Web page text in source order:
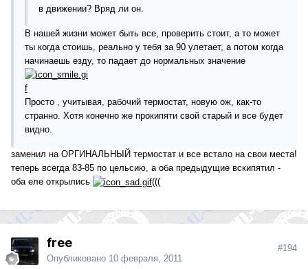
в движении? Вряд ли он.
В нашей жизни может быть все, проверить стоит, а то может
ты когда стоишь, реально у тебя за 90 улетает, а потом когда
начинаешь езду, то падает до нормальных значение
Просто , учитывая, рабочий термостат, новую ож, как-то
странно. Хотя конечно же прокипяти свой старый и все будет
видно.
заменил на ОРГИНАЛЬНЫЙ термостат и все встало на свои места!
теперь всегда 83-85 по цельсию, а оба предыдущие вскипятил -
оба еле открылись
(((
free
Опубликовано 10 февраля, 2011
#194